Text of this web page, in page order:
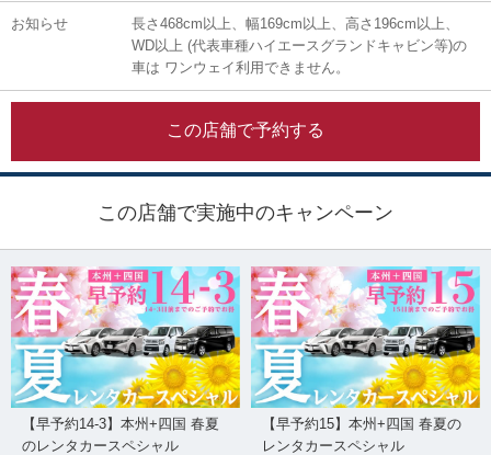
お知らせ
長さ468cm以上、幅169cm以上、高さ196cm以上、
WD以上 (代表車種ハイエースグランドキャビン等)の
車は ワンウェイ利用できません。
この店舗で予約する
この店舗で実施中のキャンペーン
【早予約14-3】本州+四国 春夏
のレンタカースペシャル
【早予約15】本州+四国 春夏の
レンタカースペシャル